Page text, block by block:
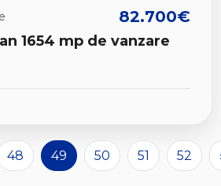
1654 mp de vanzare
82.700€
48 49 50 51 52